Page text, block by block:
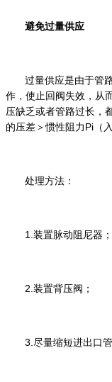
避免过量供应
过量供应是由于管
作，使止回阀失效，从
压缺乏或者管路过长，
的压差＞惯性阻力 Pi （
处理方法：
1.装置脉动阻尼器；
2.装置背压阀；
3.尽量缩短进出口